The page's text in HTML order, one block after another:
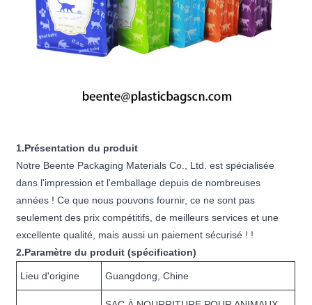
1.Présentation du produit
Notre Beente Packaging Materials Co., Ltd. est spécialisée
dans l'impression et l'emballage depuis de nombreuses
années ! Ce que nous pouvons fournir, ce ne sont pas
seulement des prix compétitifs, de meilleurs services et une
excellente qualité, mais aussi un paiement sécurisé ! !
2.Paramètre du produit (spécification)
Lieu d'origine Guangdong, Chine